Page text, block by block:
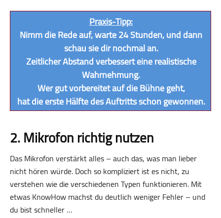
Praxis-Tipp:
Nimm die Rede auf, warte 24 Stunden, und dann
schau sie dir nochmal an.
Zeitlicher Abstand verbessert eine realistische
Wahrnehmung.
Wer gut vorbereitet auf die Bühne geht,
hat die erste Hälfte des Auftritts schon gewonnen.
2. Mikrofon richtig nutzen
Das Mikrofon verstärkt alles – auch das, was man lieber
nicht hören würde. Doch so kompliziert ist es nicht, zu
verstehen wie die verschiedenen Typen funktionieren. Mit
etwas KnowHow machst du deutlich weniger Fehler – und
du bist schneller …